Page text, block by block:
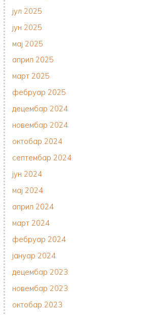
јул 2025
јун 2025
мај 2025
април 2025
март 2025
фебруар 2025
децембар 2024
новембар 2024
октобар 2024
септембар 2024
јун 2024
мај 2024
април 2024
март 2024
фебруар 2024
јануар 2024
децембар 2023
новембар 2023
октобар 2023